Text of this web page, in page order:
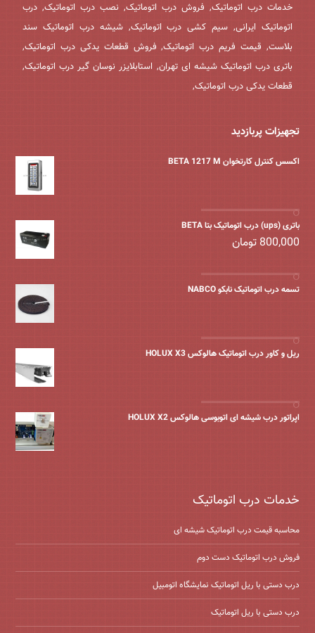
خدمات درب اتوماتیک, فروش درب اتوماتیک, نصب درب اتوماتیک, درب
اتوماتیک ایرانی, سیم کشی درب اتوماتیک, شیشه درب اتوماتیک سند
بلاست, قیمت فریم درب اتوماتیک, فروش قطعات یدکی درب اتوماتیک,
باتری درب اتوماتیک شیشه ای تهران, استابلایزر نوسان گیر درب اتوماتیک,
قطعات یدکی درب اتوماتیک,
تجهیزات پربازدید
اکسس کنترل کارتخوان BETA 1217 M
باتری (ups) درب اتوماتیک بتا BETA
800,000 تومان
تسمه درب اتوماتیک نابکو NABCO
ریل و کاور درب اتوماتیک هالوکس HOLUX X3
اپراتور درب شیشه ای اتوبوسی هالوکس HOLUX X2
خدمات درب اتوماتیک
محاسبه قیمت درب اتوماتیک شیشه ‌ای
فروش درب اتوماتیک دست دوم
درب دستی با ریل اتوماتیک نمایشگاه اتومبیل
درب دستی با ریل اتوماتیک